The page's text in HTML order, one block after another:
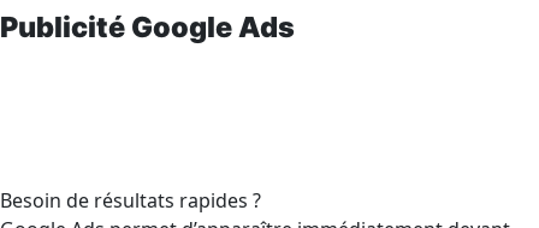
Publicité Google Ads
Besoin de résultats rapides ?